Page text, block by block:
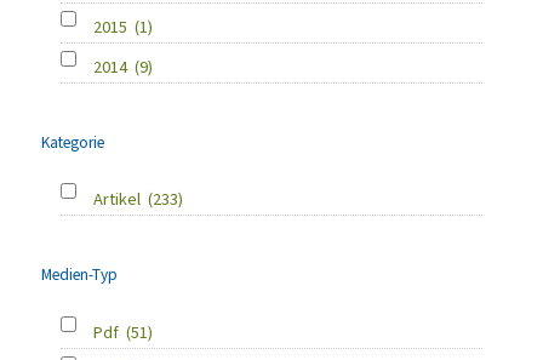
2015 (1)
2014 (9)
Kategorie
Artikel (233)
Medien-Typ
Pdf (51)